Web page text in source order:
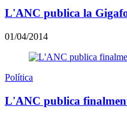
L'ANC publica la
01/04/2014
Política
L'ANC publica